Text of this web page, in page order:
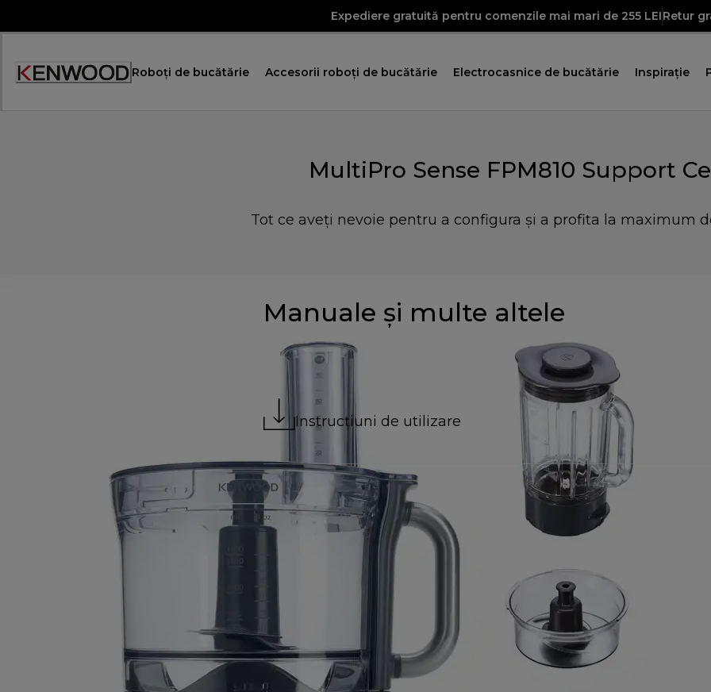
Expediere gratuită pentru comenzile mai mari de 255 LEIRetur
Declarație
Roboţi de bucătărie Accesorii roboţi de bucătărie Electrocasnice de bucătărie Inspirație
MultiPro Sense FPM810 Support
Tot ce aveți nevoie pentru a configura și a profita la maximum
Manuale și multe altele
Instrucțiuni de utilizare